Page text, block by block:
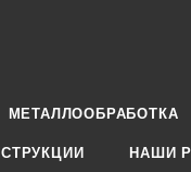
МЕТАЛЛООБРАБОТКА
НАШИ